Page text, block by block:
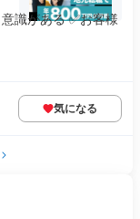
識がある ✅お客様
気になる